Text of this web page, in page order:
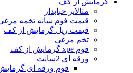
گرمایش از کف
متالایز حبابدار
قیمت فوم شانه تخمه
قیمت ریل گرمایش از کف
تخم مرغی
فوم xpe گرمایش از کف
ورقه ای 2سانت
فوم ورقه ای